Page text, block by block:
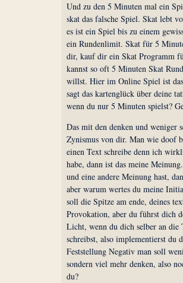
Und zu den 5 Minuten mal ein
skat das falsche Spiel. Skat lebt
es ist ein Spiel bis zu einem
ein Rundenlimit. Skat für 5
dir, kauf dir ein Skat Programm
kannst so oft 5 Minuten Skat
willst. Hier im Online Spiel ist
sagt das kartenglück über deine
wenn du nur 5 Minuten spielst?
Das mit den denken und weniger
Zynismus von dir. Man wie doof
einen Text schreibe denn ich
habe, dann ist das meine
und eine andere Meinung hast,
aber warum wertes du meine
soll die Spitze am ende, deines
Provokation, aber du führst dich
Licht, wenn du dich selber an die
schreibst, also implementierst du
Feststellung Negativ man soll
sondern viel mehr denken, also
du?